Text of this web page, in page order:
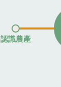
認識農產